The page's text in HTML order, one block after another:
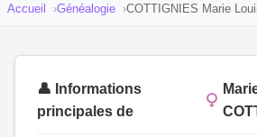
Accueil Généalogie COTTIGNIES Marie
👤 Informations
principales de